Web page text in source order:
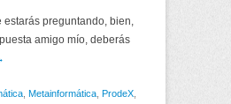
estarás preguntando, bien,
amigo mío, deberás
Metainformática ProdeX